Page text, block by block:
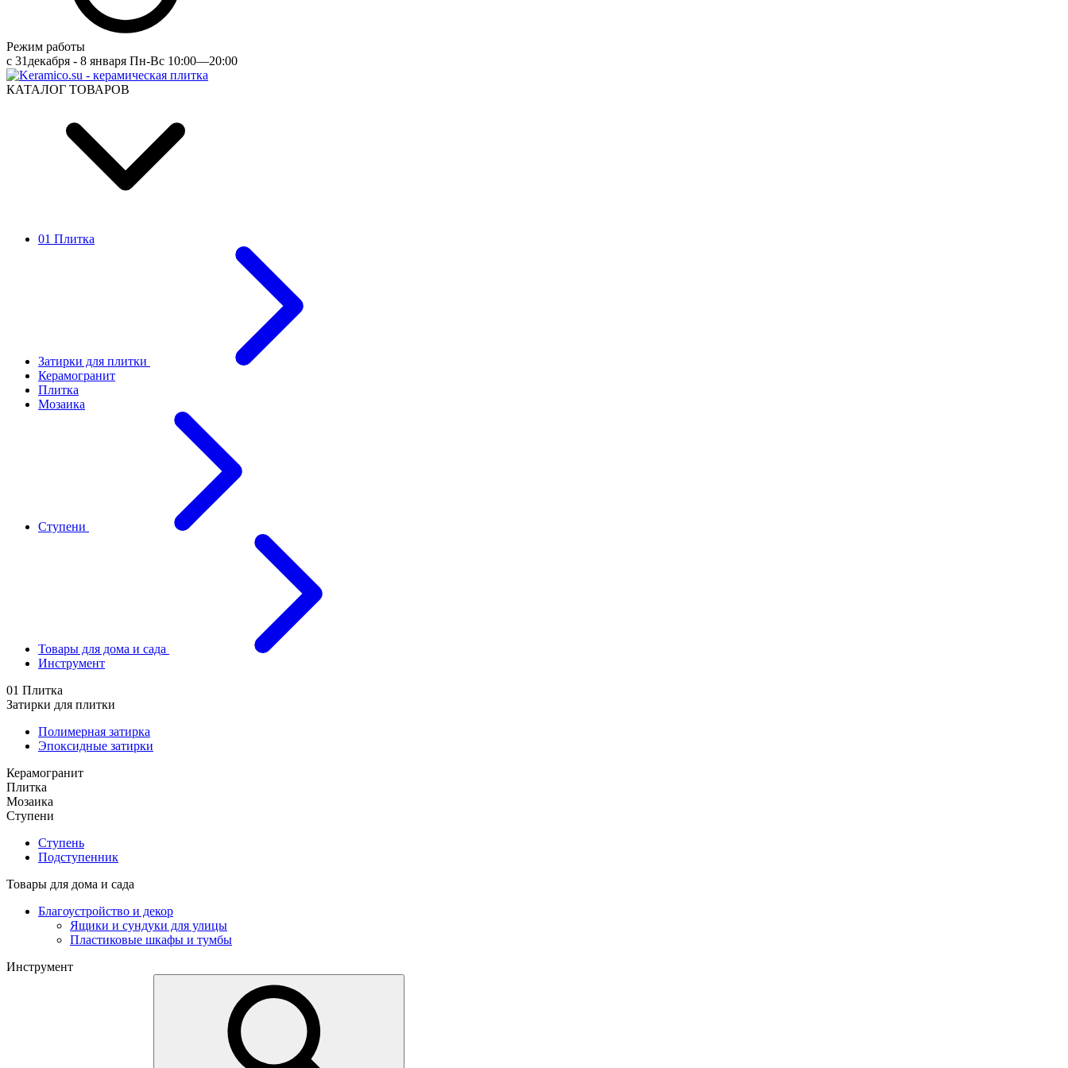
Режим работы
c 31декабря - 8 января Пн-Вс 10:00—20:00
КАТАЛОГ ТОВАРОВ
01 Плитка
Затирки для плитки
Керамогранит
Плитка
Мозаика
Ступени
Товары для дома и сада
Инструмент
01 Плитка
Затирки для плитки
Полимерная затирка
Эпоксидные затирки
Керамогранит
Плитка
Мозаика
Ступени
Ступень
Подступенник
Товары для дома и сада
Благоустройство и декор
Ящики и сундуки для улицы
Пластиковые шкафы и тумбы
Инструмент